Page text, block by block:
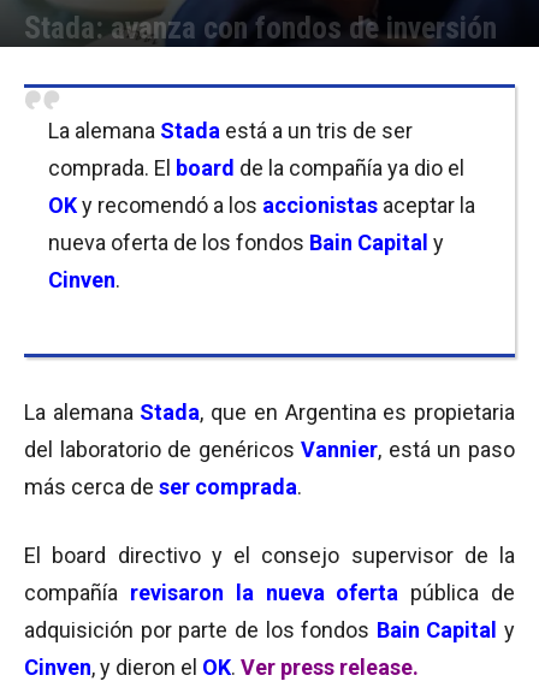
Stada: avanza con fondos de inversión
La alemana Stada está a un tris de ser
comprada. El board de la compañía ya dio el
OKy recomendó a los accionistas aceptar la
nueva oferta de los fondos Bain Capital y
Cinven.
La alemana Stada, que en Argentina es propietaria
del laboratorio de genéricosVannier, está un paso
más cerca de ser comprada.
El board directivo y el consejo supervisor de la
compañía revisaron la nueva oferta pública de
adquisición por parte de los fondos Bain Capital y
Cinven, y dieron el OK. Ver press release.